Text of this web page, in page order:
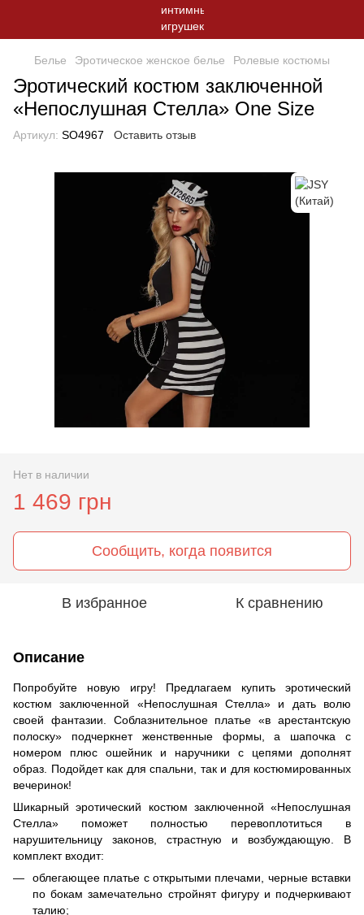
Белье Эротическое женское белье Ролевые костюмы
Эротический костюм заключенной
«Непослушная Стелла» One Size
Артикул: SO4967 Оставить отзыв
Нет в наличии
1 469 грн
Сообщить, когда появится
В избранное К сравнению
Описание
Попробуйте новую игру! Предлагаем купить эротический
костюм заключенной «Непослушная Стелла» и дать волю
своей фантазии. Соблазнительное платье «в арестантскую
полоску» подчеркнет женственные формы, а шапочка с
номером плюс ошейник и наручники с цепями дополнят
образ. Подойдет как для спальни, так и для костюмированных
вечеринок!
Шикарный эротический костюм заключенной «Непослушная
Стелла» поможет полностью перевоплотиться в
нарушительницу законов, страстную и возбуждающую. В
комплект входит:
облегающее платье с открытыми плечами, черные вставки
по бокам замечательно стройнят фигуру и подчеркивают
талию;